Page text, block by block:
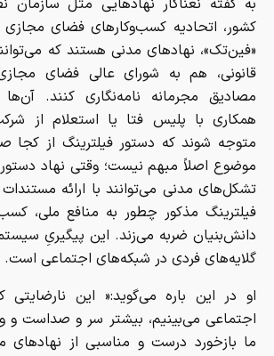
به گفته نعناکار نهادهایی مثل سازمان
کشور، اتحادیه کسب‌وکارهای فضای
«فین‌تک»، نهادهای مدنی هستند که
قانونی، هم به شورای عالی فضای
مصادیق مجرمانه نامه‌نگاری کنند.
همکاری با پلیس فتا یا استعلام از
متوجه شوند که دستور فیلترینگ از
موضوع اصلاً مبهم نیست؛ وقتی نهاد
تشکل‌های مدنی می‌توانند با ارائه
فیلترینگ مذکور چطور به منافع ملی،
دانش‌بنیان ضربه می‌زند. این پیگیریِ
گلایه‌های فردی در شبکه‌های اجتماعی است.
او در این باره می‌گوید:« این
اجتماعی می‌بینیم، بیشتر سر و صداست و
ما بازخورد درست و مناسبی از نهادهای